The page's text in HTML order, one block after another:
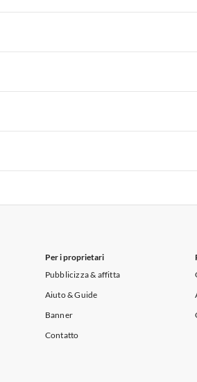
Per i proprietari
Pubblicizza & affitta
Aiuto & Guide
Banner
Contatto